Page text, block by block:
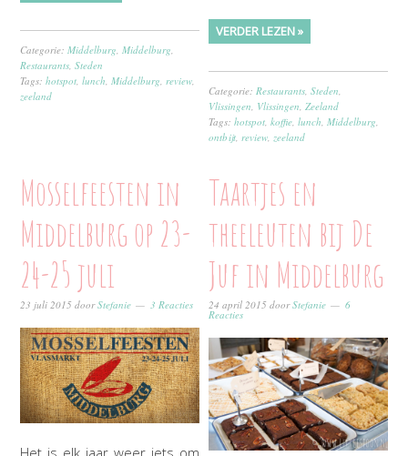
Categorie:Middelburg,Middelburg,
Restaurants,Steden
Tags:hotspot,lunch,Middelburg,review,
zeeland
VERDER LEZEN »
Categorie:Restaurants,Steden,
Vlissingen, Vlissingen,Zeeland
Tags:hotspot,koffie,lunch,Middelburg,
ontbijt,review,zeeland
Mosselfeesten in
Middelburg op 23-
24-25 juli
23 juli 2015 doorStefanie 3 Reacties
Taartjes en
theeleuten bij De
Juf in Middelburg
24 april 2015 doorStefanie 6
Reacties